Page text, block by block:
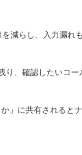
減らし、入力漏れ
、確認したいコー
」に共有されると